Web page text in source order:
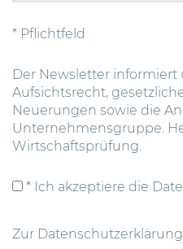
* Pflichtfeld
Der Newsletter informiert
Aufsichtsrecht,
Neuerungen sowie die
Unternehmensgruppe.
Wirtschaftsprüfung.
* Ich akzeptiere die
Zur Datenschutzerklärung